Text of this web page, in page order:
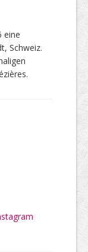
eine
Schweiz.